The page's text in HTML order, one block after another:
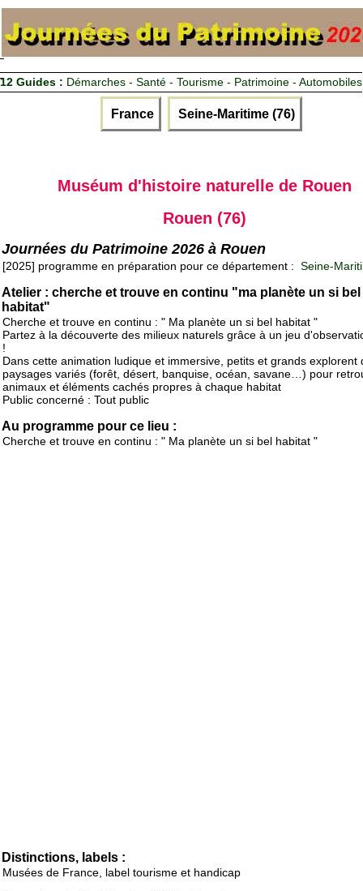
12 Guides : Démarches - Santé - Tourisme - Patrimoine - Automobiles
France Seine-Maritime (76)
Muséum d'histoire naturelle de Rouen
Rouen (76)
Journées du Patrimoine 2026 à Rouen
[2025] programme en préparation pour ce département : Seine-
Atelier : cherche et trouve en continu "ma planète un si bel
habitat"
Cherche et trouve en continu : " Ma planète un si bel habitat "
Partez à la découverte des milieux naturels grâce à un jeu
!
Dans cette animation ludique et immersive, petits et grands explorent
paysages variés (forêt, désert, banquise, océan, savane…) pour
animaux et éléments cachés propres à chaque habitat
Public concerné : Tout public
Au programme pour ce lieu :
Cherche et trouve en continu : " Ma planète un si bel habitat "
Distinctions, labels :
Musées de France, label tourisme et handicap